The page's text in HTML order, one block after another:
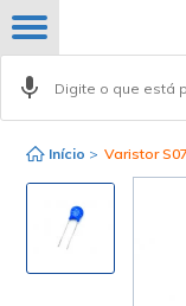
Início > Varistor